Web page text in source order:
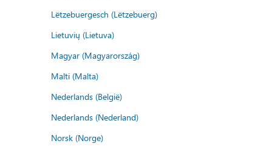
Lëtzebuergesch (Lëtzebuerg)
Lietuvių (Lietuva)
Magyar (Magyarország)
Malti (Malta)
Nederlands (België)
Nederlands (Nederland)
Norsk (Norge)